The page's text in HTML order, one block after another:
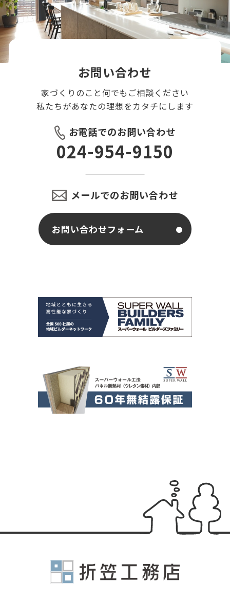
お問い合わせ
家づくりのこと何でもご相談ください
私たちがあなたの理想をカタチにします
お電話でのお問い合わせ
024-954-9150
メールでのお問い合わせ
お問い合わせフォーム